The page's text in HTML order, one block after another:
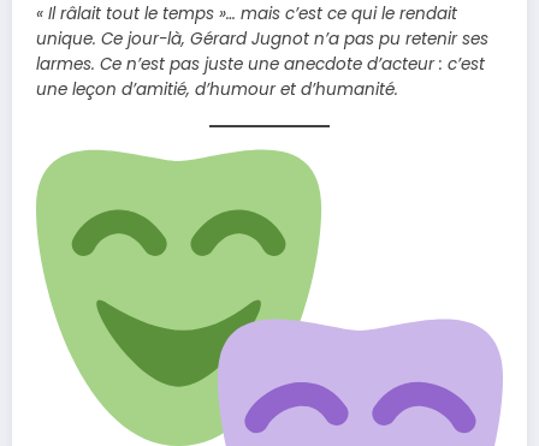
« Il râlait tout le temps »… mais c’est ce qui le rendait
unique. Ce jour-là, Gérard Jugnot n’a pas pu retenir ses
larmes. Ce n’est pas juste une anecdote d’acteur : c’est
une leçon d’amitié, d’humour et d’humanité.